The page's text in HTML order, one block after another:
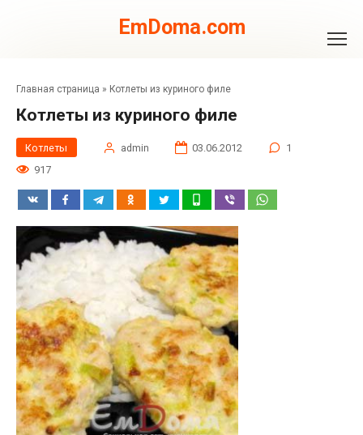
EmDoma.com
Главная страница » Котлеты из куриного филе
Котлеты из куриного филе
Котлеты admin 03.06.2012
1
917